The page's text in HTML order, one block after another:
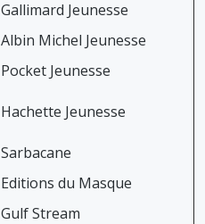
Gallimard Jeunesse
Albin Michel Jeunesse
Pocket Jeunesse
Hachette Jeunesse
Sarbacane
Editions du Masque
Gulf Stream